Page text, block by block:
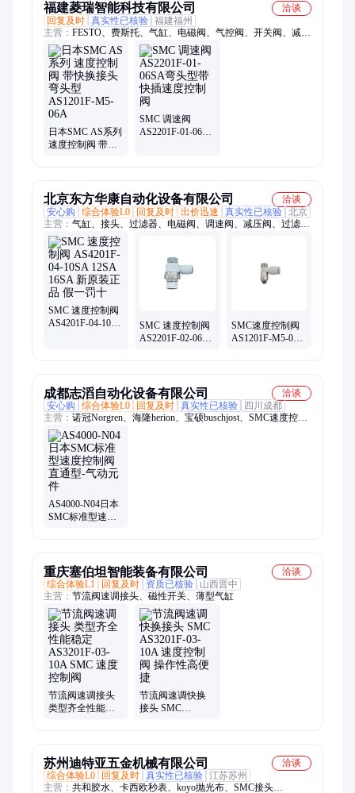
福建菱瑞智能科技有限公司
洽谈
回复及时 真实性已核验 福建福州
主营： FESTO、费斯托、气缸、电磁阀、气控阀、开关阀、减压
阀、排放阀、接头、气管、储气罐、dhrs-40-a、传感器、干燥
器、分气块、消声器、压力表、维修包、近开关、dhds-16-a、
kmppe-b-5、缓冲器、过滤器、电模块、油雾器
日本SMC AS系列
速度控制阀 带快
SMC 调速阀
AS2201F-01-06SA
北京东方华康自动化设备有限公司
洽谈
安心购
综合体验L0 回复及时 出价迅速 真实性已核验 北京
主营： 气缸、接头、过滤器、电磁阀、调速阀、减压阀、过滤减
压阀、SMC电磁阀、气爪、滑台、三联件、SMC、FESTO、
SMC气缸
SMC 速度控制阀
AS4201F-04-10SA
SMC 速度控制阀
AS2201F-02-06SA
SMC速度控制阀
AS1201F-M5-06A
成都志滔自动化设备有限公司
洽谈
安心购
综合体验L0 回复及时 真实性已核验
四川成都
主营： 诺冠Norgren、海隆herion、宝硕buschjost、SMC速度控制
阀、亚德客airtac、费斯托festo、百弗bifold、SMC
AS4000-N04日本
SMC标准型速度
重庆塞伯坦智能装备有限公司
洽谈
综合体验L1
回复及时 资质已核验
山西晋中
主营： 节流阀速调接头、磁性开关、薄型气缸
节流阀速调接头
类型齐全性能稳
节流阀速调快换
接头 SMC
苏州迪特亚五金机械有限公司
洽谈
综合体验L0
回复及时 真实性已核验 江苏苏州
主营： 共和胶水、卡西欧秒表、koyo抛光布、SMC接头